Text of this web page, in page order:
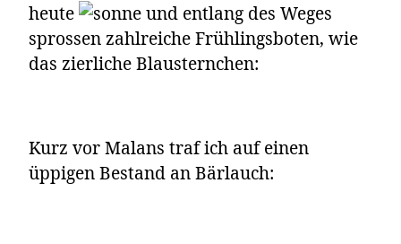
heute
und entlang des Weges
sprossen zahlreiche Frühlingsboten, wie
das zierliche Blausternchen:
Kurz vor Malans traf ich auf einen
üppigen Bestand an Bärlauch: